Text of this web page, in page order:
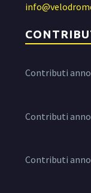
Contributi anno
Contributi anno
Contributi anno